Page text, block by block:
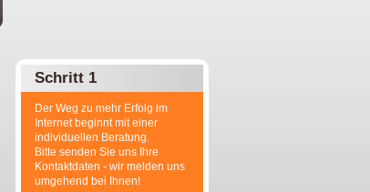
Schritt 1
Der Weg zu mehr Erfolg im
Internet beginnt mit einer
individuellen Beratung.
Bitte senden Sie uns Ihre
Kontaktdaten - wir melden uns
umgehend bei Ihnen!